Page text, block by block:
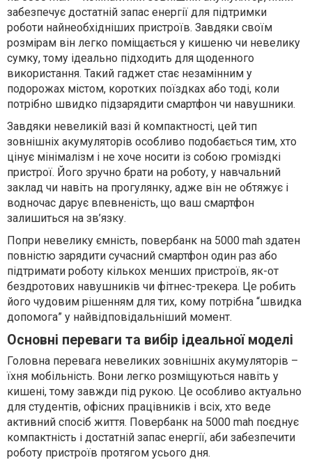
забезпечує достатній запас енергії для підтримки
роботи найнеобхідніших пристроїв. Завдяки своїм
розмірам він легко поміщається у кишеню чи невелику
сумку, тому ідеально підходить для щоденного
використання. Такий гаджет стає незамінним у
подорожах містом, коротких поїздках або тоді, коли
потрібно швидко підзарядити смартфон чи навушники.
Завдяки невеликій вазі й компактності, цей тип
зовнішніх акумуляторів особливо подобається тим, хто
цінує мінімалізм і не хоче носити із собою громіздкі
пристрої. Його зручно брати на роботу, у навчальний
заклад чи навіть на прогулянку, адже він не обтяжує і
водночас дарує впевненість, що ваш смартфон
залишиться на зв’язку.
Попри невелику ємність, повербанк на 5000 mah здатен
повністю зарядити сучасний смартфон один раз або
підтримати роботу кількох менших пристроїв, як-от
бездротових навушників чи фітнес-трекера. Це робить
його чудовим рішенням для тих, кому потрібна “швидка
допомога” у найвідповідальніший момент.
Основні переваги та вибір ідеальної моделі
Головна перевага невеликих зовнішніх акумуляторів –
їхня мобільність. Вони легко розміщуються навіть у
кишені, тому завжди під рукою. Це особливо актуально
для студентів, офісних працівників і всіх, хто веде
активний спосіб життя. Повербанк на 5000 mah поєднує
компактність і достатній запас енергії, аби забезпечити
роботу пристроїв протягом усього дня.